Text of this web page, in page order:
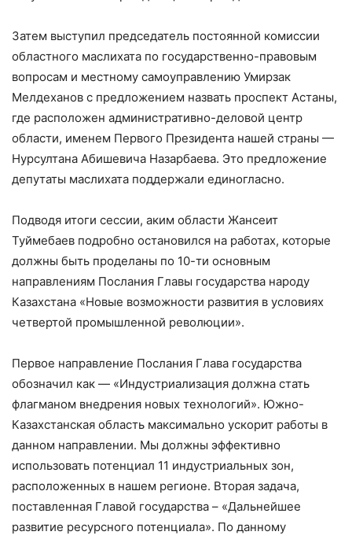
Затем выступил председатель постоянной комиссии
областного маслихата по государственно-правовым
вопросам и местному самоуправлению Умирзак
Мелдеханов с предложением назвать проспект Астаны,
где расположен административно-деловой центр
области, именем Первого Президента нашей страны —
Нурсултана Абишевича Назарбаева. Это предложение
депутаты маслихата поддержали единогласно.
Подводя итоги сессии, аким области Жансеит
Туймебаев подробно остановился на работах, которые
должны быть проделаны по 10-ти основным
направлениям Послания Главы государства народу
Казахстана «Новые возможности развития в условиях
четвертой промышленной революции».
Первое направление Послания Глава государства
обозначил как — «Индустриализация должна стать
флагманом внедрения новых технологий». Южно-
Казахстанская область максимально ускорит работы в
данном направлении. Мы должны эффективно
использовать потенциал 11 индустриальных зон,
расположенных в нашем регионе. Вторая задача,
поставленная Главой государства – «Дальнейшее
развитие ресурсного потенциала». По данному